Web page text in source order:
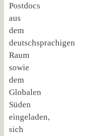
Postdocs
aus
dem
deutschsprachigen
Raum
sowie
dem
Globalen
Süden
eingeladen,
sich